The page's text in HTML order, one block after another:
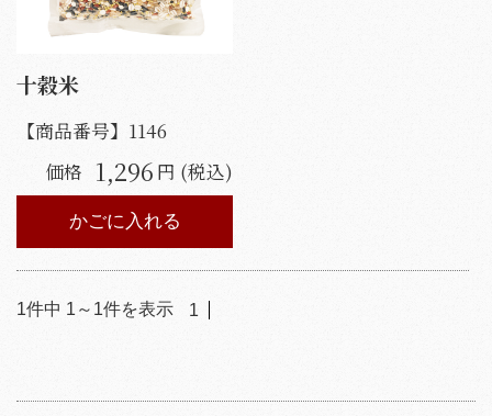
十穀米
【商品番号】 1146
価格 1,296 円 (税込)
かごに入れる
1件中 1 ～ 1件を表示 1